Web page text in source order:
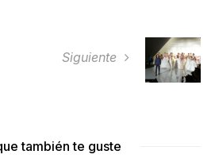
Siguiente
también te guste